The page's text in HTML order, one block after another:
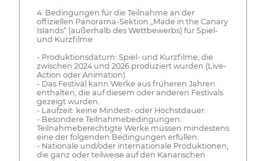
4. Bedingungen für die Teilnahme an der
offiziellen Panorama-Sektion „Made in the Canary
Islands“ (außerhalb des Wettbewerbs) für Spiel-
und Kurzfilme
- Produktionsdatum: Spiel- und Kurzfilme, die
zwischen 2024 und 2026 produziert wurden (Live-
Action oder Animation).
- Das Festival kann Werke aus früheren Jahren
enthalten, die auf diesem oder anderen Festivals
gezeigt wurden.
- Laufzeit: keine Mindest- oder Höchstdauer.
- Besondere Teilnahmebedingungen:
Teilnahmeberechtigte Werke müssen mindestens
eine der folgenden Bedingungen erfüllen:
- Nationale und/oder internationale Produktionen,
die ganz oder teilweise auf den Kanarischen